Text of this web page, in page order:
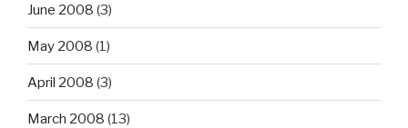
June 2008 (3)
May 2008 (1)
April 2008 (3)
March 2008 (13)